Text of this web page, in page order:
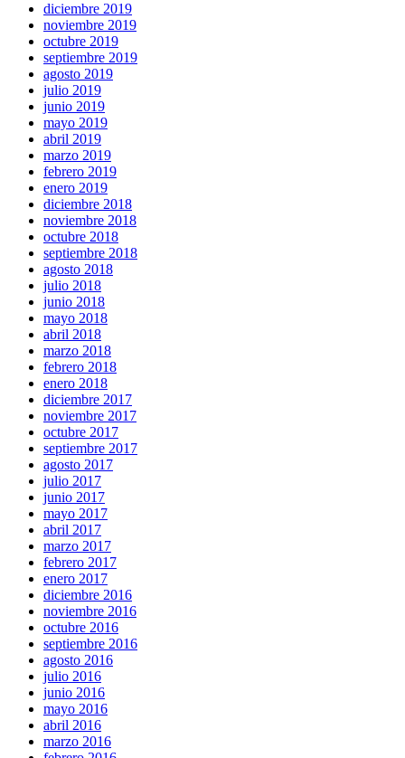
diciembre 2019
noviembre 2019
octubre 2019
septiembre 2019
agosto 2019
julio 2019
junio 2019
mayo 2019
abril 2019
marzo 2019
febrero 2019
enero 2019
diciembre 2018
noviembre 2018
octubre 2018
septiembre 2018
agosto 2018
julio 2018
junio 2018
mayo 2018
abril 2018
marzo 2018
febrero 2018
enero 2018
diciembre 2017
noviembre 2017
octubre 2017
septiembre 2017
agosto 2017
julio 2017
junio 2017
mayo 2017
abril 2017
marzo 2017
febrero 2017
enero 2017
diciembre 2016
noviembre 2016
octubre 2016
septiembre 2016
agosto 2016
julio 2016
junio 2016
mayo 2016
abril 2016
marzo 2016